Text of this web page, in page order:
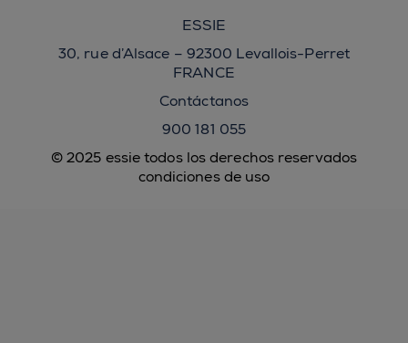
© 2025 essie todos los derechos reservados
condiciones de uso
ESSIE
30, rue d’Alsace – 92300 Levallois-Perret
FRANCE
Contáctanos
900 181 055